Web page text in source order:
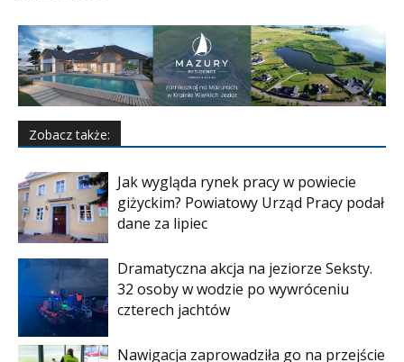
Zobacz także:
Jak wygląda rynek pracy w powiecie
giżyckim? Powiatowy Urząd Pracy podał
dane za lipiec
Dramatyczna akcja na jeziorze Seksty.
32 osoby w wodzie po wywróceniu
czterech jachtów
Nawigacja zaprowadziła go na przejście